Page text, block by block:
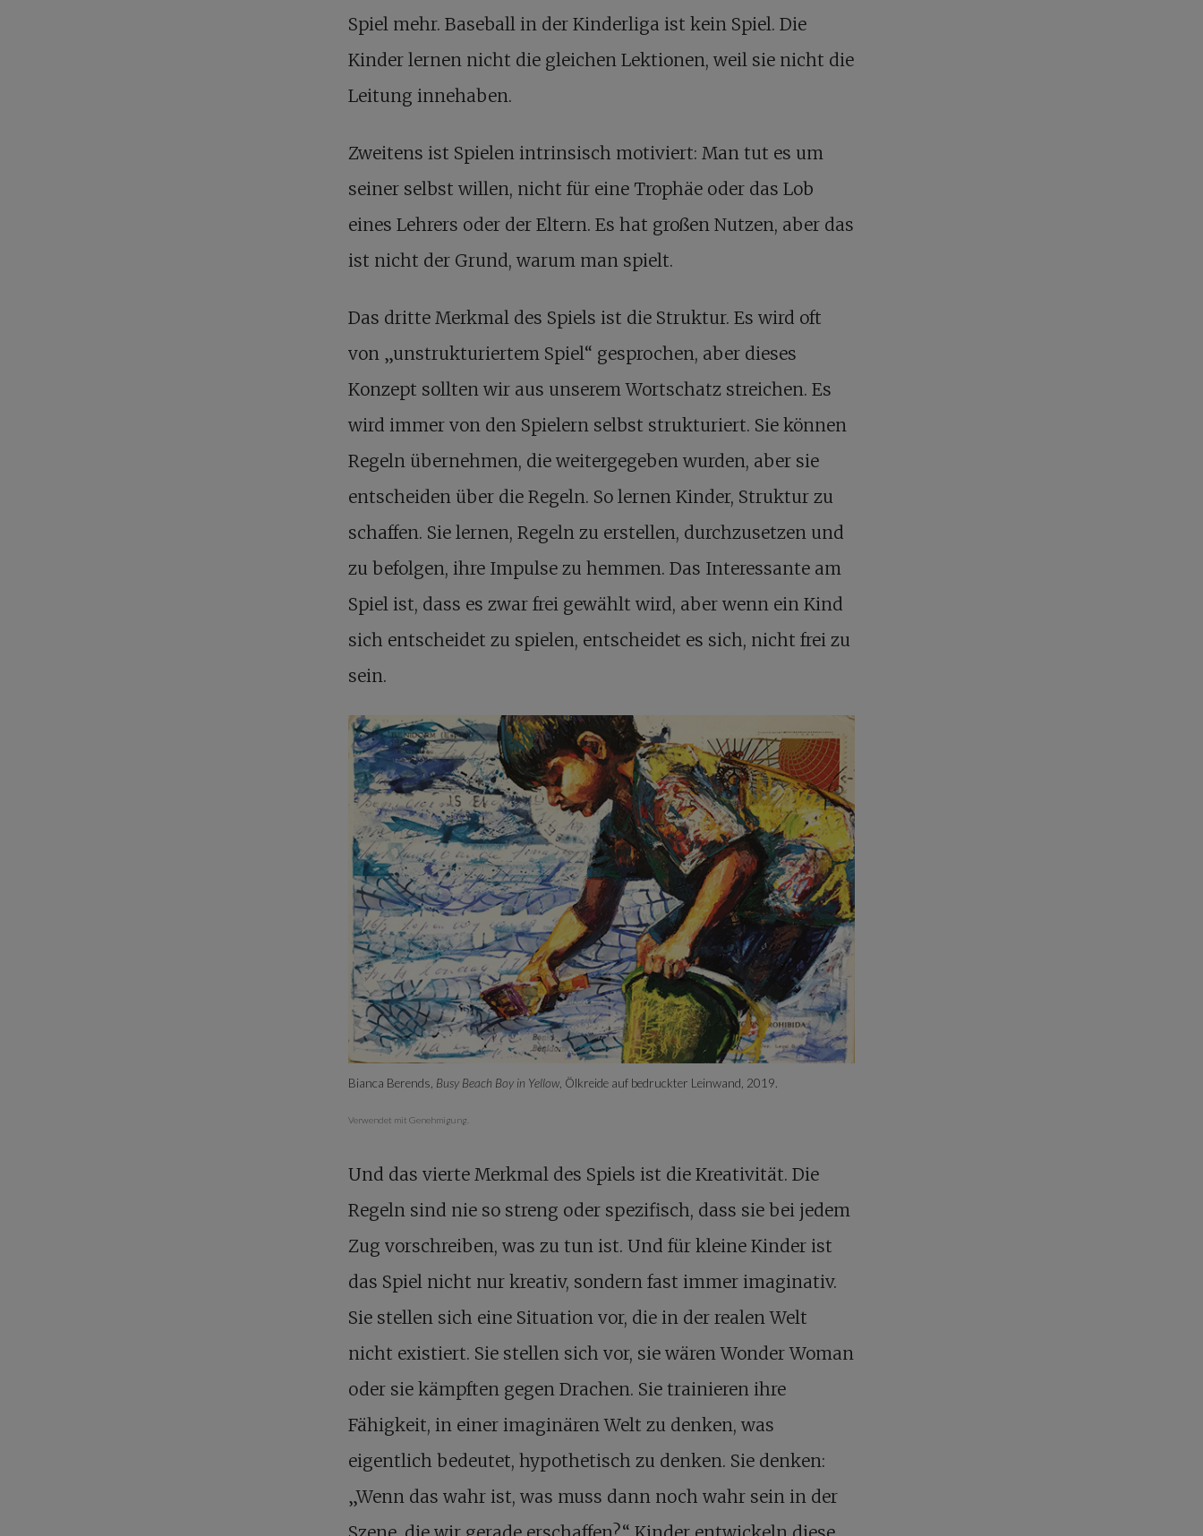
Spiel mehr. Baseball in der Kinderliga ist kein Spiel. Die
Kinder lernen nicht die gleichen Lektionen, weil sie nicht die
Leitung innehaben.
Zweitens ist Spielen intrinsisch motiviert: Man tut es um
seiner selbst willen, nicht für eine Trophäe oder das Lob
eines Lehrers oder der Eltern. Es hat großen Nutzen, aber das
ist nicht der Grund, warum man spielt.
Das dritte Merkmal des Spiels ist die Struktur. Es wird oft
von „unstrukturiertem Spiel“ gesprochen, aber dieses
Konzept sollten wir aus unserem Wortschatz streichen. Es
wird immer von den Spielern selbst strukturiert. Sie können
Regeln übernehmen, die weitergegeben wurden, aber sie
entscheiden über die Regeln. So lernen Kinder, Struktur zu
schaffen. Sie lernen, Regeln zu erstellen, durchzusetzen und
zu befolgen, ihre Impulse zu hemmen. Das Interessante am
Spiel ist, dass es zwar frei gewählt wird, aber wenn ein Kind
sich entscheidet zu spielen, entscheidet es sich, nicht frei zu
sein.
Bianca Berends, Busy Beach Boy in Yellow, Ölkreide auf bedruckter Leinwand, 2019.
Verwendet mit Genehmigung.
Und das vierte Merkmal des Spiels ist die Kreativität. Die
Regeln sind nie so streng oder spezifisch, dass sie bei jedem
Zug vorschreiben, was zu tun ist. Und für kleine Kinder ist
das Spiel nicht nur kreativ, sondern fast immer imaginativ.
Sie stellen sich eine Situation vor, die in der realen Welt
nicht existiert. Sie stellen sich vor, sie wären Wonder Woman
oder sie kämpften gegen Drachen. Sie trainieren ihre
Fähigkeit, in einer imaginären Welt zu denken, was
eigentlich bedeutet, hypothetisch zu denken. Sie denken:
„Wenn das wahr ist, was muss dann noch wahr sein in der